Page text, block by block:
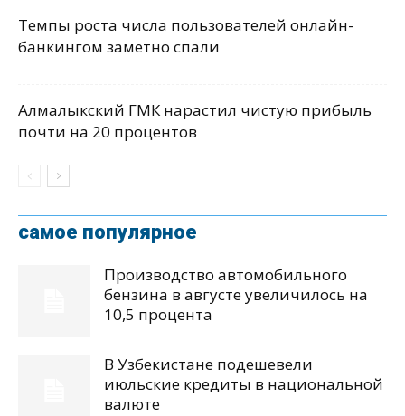
Темпы роста числа пользователей онлайн-
банкингом заметно спали
Алмалыкский ГМК нарастил чистую прибыль
почти на 20 процентов
самое популярное
Производство автомобильного
бензина в августе увеличилось на
10,5 процента
В Узбекистане подешевели
июльские кредиты в национальной
валюте